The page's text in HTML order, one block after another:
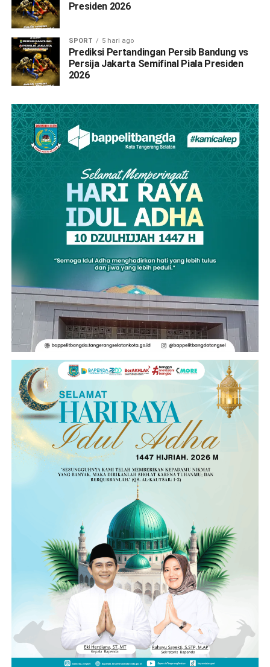
Presiden 2026
SPORT 5 hari ago
Prediksi Pertandingan Persib Bandung vs
Persija Jakarta Semifinal Piala Presiden
2026